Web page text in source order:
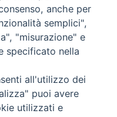
anche per
semplici",
"misurazione" e
specificato nella
all'utilizzo dei
puoi avere
utilizzati e